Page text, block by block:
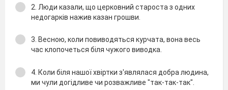
2. Люди казали, що церковний староста з одних
недогаркiв нажив казан грошви.
3. Весною, коли повиводяться курчата, вона весь
час клопочеться бiля чужого виводка.
4. Коли бiля нашої хвiртки з'являлася добра людина,
ми чули догiдливе чи розважливе "так-так-так".